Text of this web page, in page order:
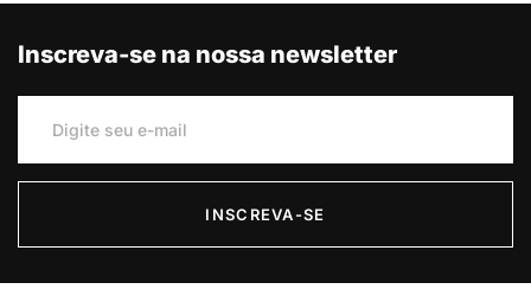
Inscreva-se na nossa newsletter
INSCREVA-SE